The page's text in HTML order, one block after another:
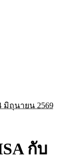
มิถุนายน 2569
กับ